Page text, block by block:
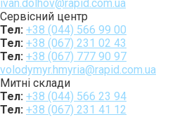
ivan.dolhov@rapid.com.ua
Сервісний центр
Тел: +38 (044) 566 99 00
Тел: +38 (067) 231 02 43
Тел: +38 (067) 777 90 97
volodymyr.hmyria@rapid.com.ua
Митні склади
Тел: +38 (044) 566 23 94
Тел: +38 (067) 231 41 12